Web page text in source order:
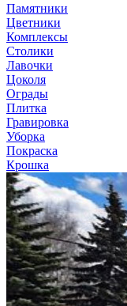
Памятники
Цветники
Комплексы
Столики
Лавочки
Цоколя
Ограды
Плитка
Гравировка
Уборка
Покраска
Крошка